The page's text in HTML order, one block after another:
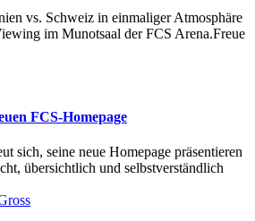
vs. Schweiz in einmaliger Atmosphäre
im Munotsaal der FCS Arena.Freue
FCS-Homepage
sich, seine neue Homepage präsentieren
übersichtlich und selbstverständlich